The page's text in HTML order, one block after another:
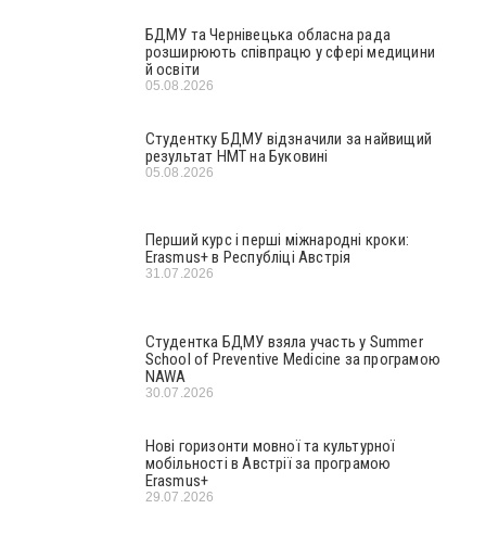
БДМУ та Чернівецька обласна рада
розширюють співпрацю у сфері медицини
й освіти
05.08.2026
Студентку БДМУ відзначили за найвищий
результат НМТ на Буковині
05.08.2026
Перший курс і перші міжнародні кроки:
Erasmus+ в Республіці Австрія
31.07.2026
Студентка БДМУ взяла участь у Summer
School of Preventive Medicine за програмою
NAWA
30.07.2026
Нові горизонти мовної та культурної
мобільності в Австрії за програмою
Erasmus+
29.07.2026